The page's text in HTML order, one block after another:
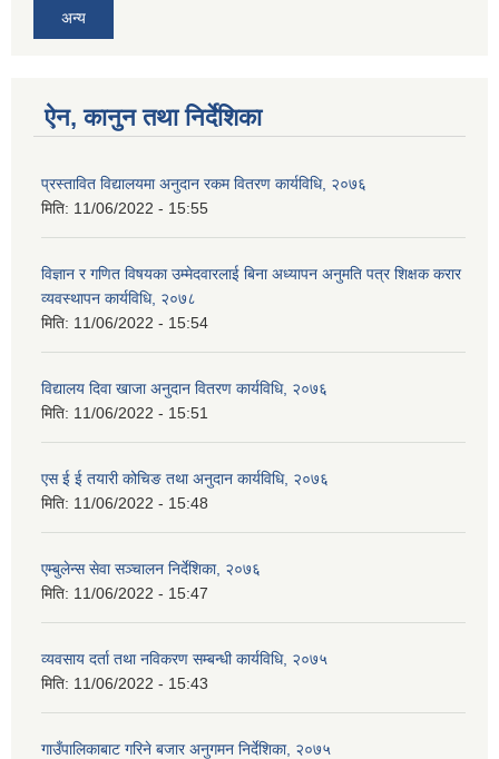
अन्य
ऐन, कानुन तथा निर्देशिका
प्रस्तावित विद्यालयमा अनुदान रकम वितरण कार्यविधि, २०७६
मिति: 11/06/2022 - 15:55
विज्ञान र गणित विषयका उम्मेदवारलाई बिना अध्यापन अनुमति पत्र शिक्षक करार
व्यवस्थापन कार्यविधि, २०७८
मिति: 11/06/2022 - 15:54
विद्यालय दिवा खाजा अनुदान वितरण कार्यविधि, २०७६
मिति: 11/06/2022 - 15:51
एस ई ई तयारी कोचिङ तथा अनुदान कार्यविधि, २०७६
मिति: 11/06/2022 - 15:48
एम्बुलेन्स सेवा सञ्चालन निर्देशिका, २०७६
मिति: 11/06/2022 - 15:47
व्यवसाय दर्ता तथा नविकरण सम्बन्धी कार्यविधि, २०७५
मिति: 11/06/2022 - 15:43
गाउँपालिकाबाट गरिने बजार अनुगमन निर्देशिका, २०७५